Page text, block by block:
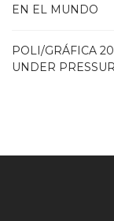
EN EL MUNDO
POLI/GRÁFICA
UNDER